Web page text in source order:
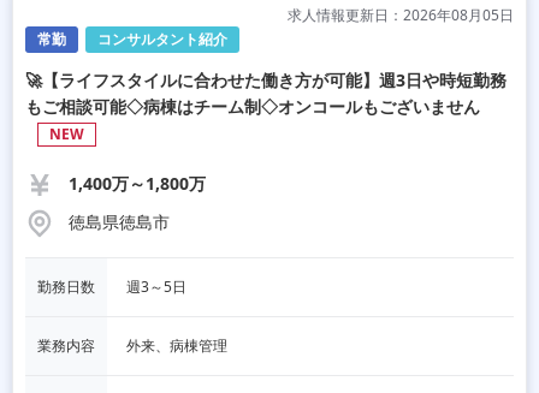
常勤 コンサルタント紹介
求人情報更新日：2026年08月05日
🚀【ライフスタイルに合わせた働き方が可能】週3日や時短勤務
もご相談可能◇病棟はチーム制◇オンコールもございません
NEW
1,400万～1,800万
徳島県徳島市
勤務日数 週3～5日
業務内容 外来、病棟管理